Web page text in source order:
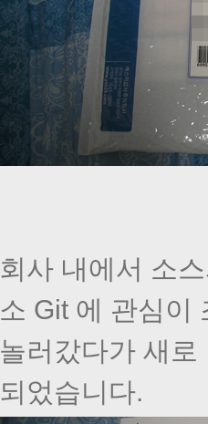
회사 내에서 소
소 Git 에 관심이
놀러갔다가 새
되었습니다.